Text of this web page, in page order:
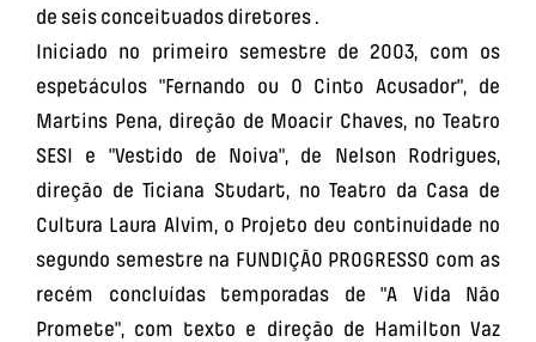
de seis conceituados diretores .
Iniciado no primeiro semestre de 2003, com os
espetáculos "Fernando ou O Cinto Acusador", de
Martins Pena, direção de Moacir Chaves, no Teatro
SESI e "Vestido de Noiva", de Nelson Rodrigues,
direção de Ticiana Studart, no Teatro da Casa de
Cultura Laura Alvim, o Projeto deu continuidade no
segundo semestre na FUNDIÇÃO PROGRESSO com as
recém concluídas temporadas de "A Vida Não
Promete", com texto e direção de Hamilton Vaz